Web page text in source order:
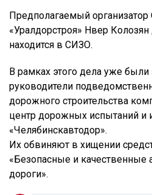
Предполагаемый
«Уралдорстроя» Нвер
находится в СИЗО.
В рамках этого дела уже
руководители
дорожного строительства
центр дорожных испытаний и
«Челябинскавтодор».
Их обвиняют в хищении
«Безопасные и качественные
дороги».